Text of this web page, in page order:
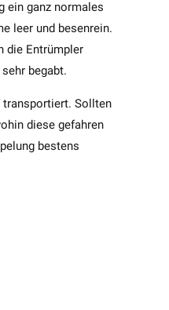
ein ganz normales
leer und besenrein.
die Entrümpler
begabt.
transportiert. Sollten
diese gefahren
bestens